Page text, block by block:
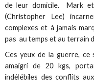
de leur domicile. Mark
(Christopher Lee)
complexes et à jamais
pas au temps et au terrain
Ces yeux de la guerre, ce
amaigri de 20 kgs,
indélébiles des conflits